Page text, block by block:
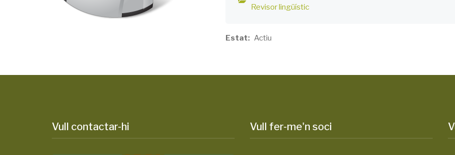
Revisor lingüístic
Estat Actiu
Vull contactar-hi Vull fer-me'n soci